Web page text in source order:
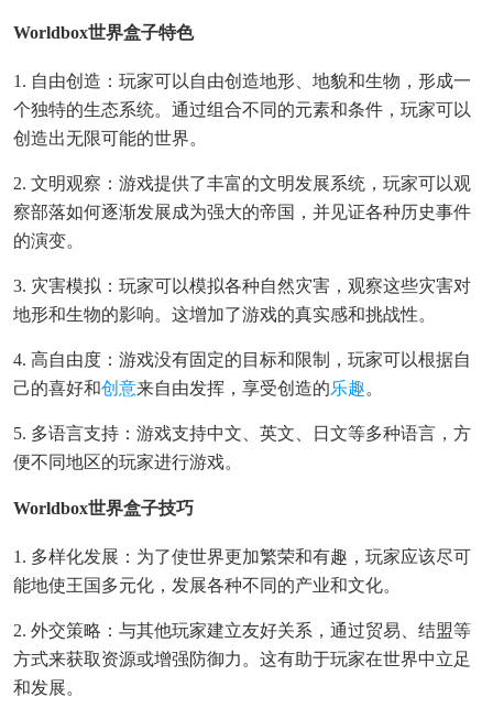
Worldbox世界盒子特色
1. 自由创造：玩家可以自由创造地形、地貌和生物，形成一
个独特的生态系统。通过组合不同的元素和条件，玩家可以
创造出无限可能的世界。
2. 文明观察：游戏提供了丰富的文明发展系统，玩家可以观
察部落如何逐渐发展成为强大的帝国，并见证各种历史事件
的演变。
3. 灾害模拟：玩家可以模拟各种自然灾害，观察这些灾害对
地形和生物的影响。这增加了游戏的真实感和挑战性。
4. 高自由度：游戏没有固定的目标和限制，玩家可以根据自
己的喜好和创意来自由发挥，享受创造的乐趣。
5. 多语言支持：游戏支持中文、英文、日文等多种语言，方
便不同地区的玩家进行游戏。
Worldbox世界盒子技巧
1. 多样化发展：为了使世界更加繁荣和有趣，玩家应该尽可
能地使王国多元化，发展各种不同的产业和文化。
2. 外交策略：与其他玩家建立友好关系，通过贸易、结盟等
方式来获取资源或增强防御力。这有助于玩家在世界中立足
和发展。